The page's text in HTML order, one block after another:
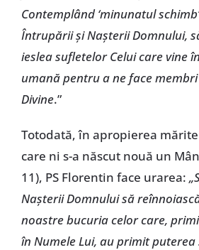
Contemplând ‘minunatul
Întrupării şi Naşterii Domnului,
ieslea sufletelor Celui care vine
umană pentru a ne face membri
Divine.”
Totodată, în apropierea
care ni s-a născut nouă un
11), PS Florentin face urarea:
Naşterii Domnului să
noastre bucuria celor care,
în Numele Lui, au primit